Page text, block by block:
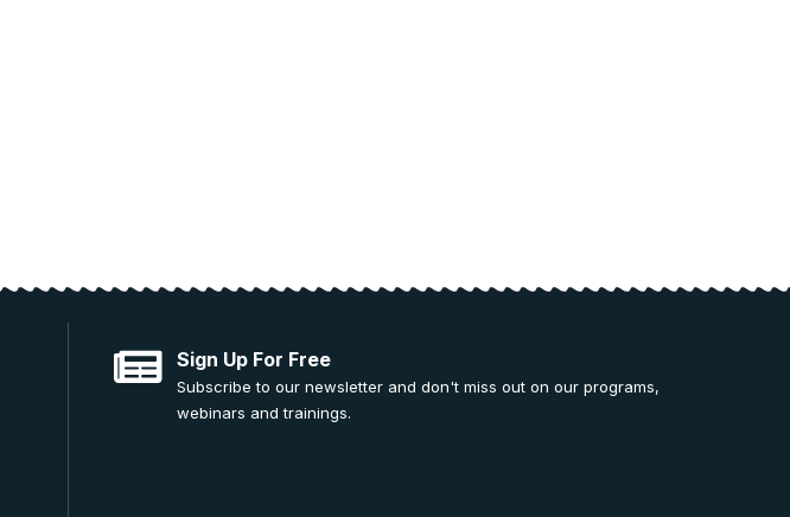
Sign Up For Free
Subscribe to our newsletter and don't miss out on our programs,
webinars and trainings.